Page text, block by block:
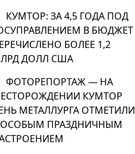
КУМТОР: ЗА 4,5 ГОДА ПОД
В БЮДЖЕТ
БОЛЕЕ 1,2
ДОЛЛ США
ФОТОРЕПОРТАЖ — НА
КУМТОР
МЕТАЛЛУРГА ОТМЕТИЛИ
ОСОБЫМ ПРАЗДНИЧНЫМ